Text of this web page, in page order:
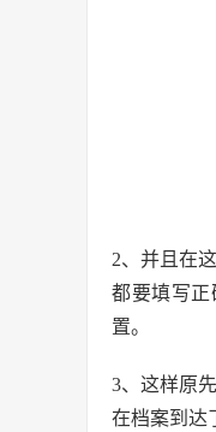
2、并且在
都要填写
置。
3、这样原
在档案到达